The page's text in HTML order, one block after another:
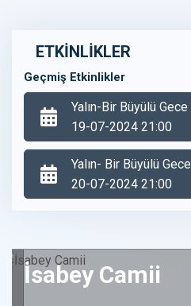
ETKİNLİKLER
Geçmiş Etkinlikler
Yalın-Bir Büyülü Gece
19-07-2024 21:00
Yalın- Bir Büyülü Gece
20-07-2024 21:00
İsabey Camii